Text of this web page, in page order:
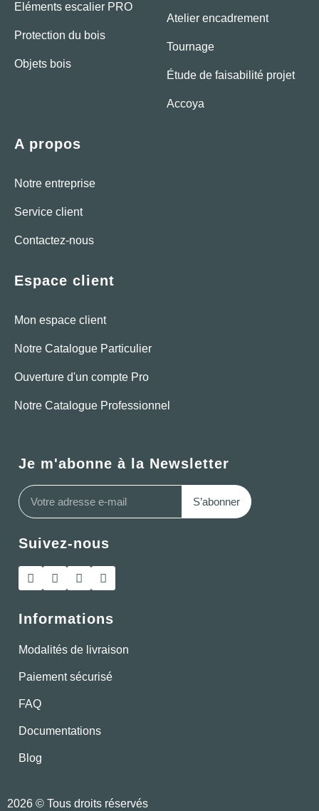
Eléments escalier PRO
Protection du bois
Objets bois
Atelier encadrement
Tournage
Étude de faisabilité projet
Accoya
A propos
Notre entreprise
Service client
Contactez-nous
Espace client
Mon espace client
Notre Catalogue Particulier
Ouverture d'un compte Pro
Notre Catalogue Professionnel
Je m'abonne à la Newsletter
S’abonner
Suivez-nous
Informations
Modalités de livraison
Paiement sécurisé
FAQ
Documentations
Blog
2026 © Tous droits réservés